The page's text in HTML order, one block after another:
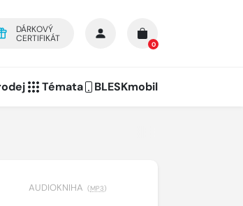
DÁRKOVÝ
CERTIFIKÁT
0
Témata BLESKmobil
AUDIOKNIHA (MP3)